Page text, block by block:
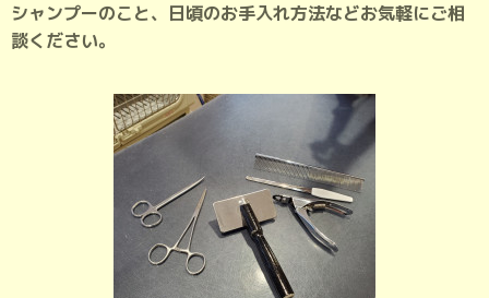
シャンプーのこと、日頃のお手入れ方法などお気軽にご相
談ください。